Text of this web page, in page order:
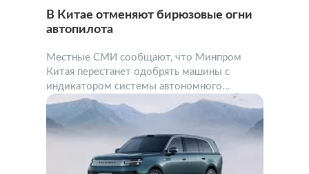
В Китае отменяют бирюзовые огни
автопилота
Местные СМИ сообщают, что Минпром
Китая перестанет одобрять машины с
индикатором системы автономного...